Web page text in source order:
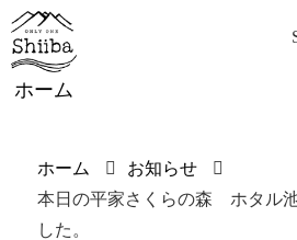
ホーム
ホーム
お知らせ
本日の平家さくらの森 ホタル
した。